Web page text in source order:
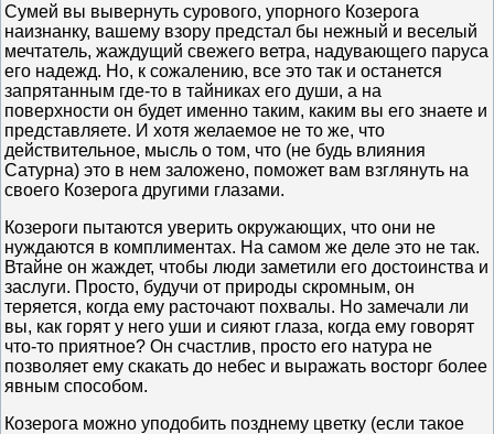
Сумей вы вывернуть сурового, упорного Козерога
наизнанку, вашему взору предстал бы нежный и веселый
мечтатель, жаждущий свежего ветра, надувающего паруса
его надежд. Но, к сожалению, все это так и останется
запрятанным где-то в тайниках его души, а на
поверхности он будет именно таким, каким вы его знаете и
представляете. И хотя желаемое не то же, что
действительное, мысль о том, что (не будь влияния
Сатурна) это в нем заложено, поможет вам взглянуть на
своего Козерога другими глазами.
Козероги пытаются уверить окружающих, что они не
нуждаются в комплиментах. На самом же деле это не так.
Втайне он жаждет, чтобы люди заметили его достоинства и
заслуги. Просто, будучи от природы скромным, он
теряется, когда ему расточают похвалы. Но замечали ли
вы, как горят у него уши и сияют глаза, когда ему говорят
что-то приятное? Он счастлив, просто его натура не
позволяет ему скакать до небес и выражать восторг более
явным способом.
Козерога можно уподобить позднему цветку (если такое